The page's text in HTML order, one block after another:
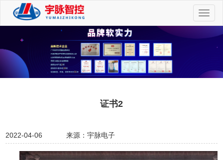
切
换
证书2
2022-04-06 来源：宇脉电子